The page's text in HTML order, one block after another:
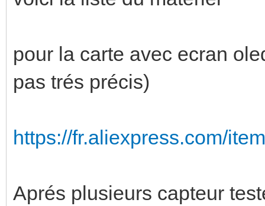
pour la carte avec ecran
pas trés précis)
https://fr.aliexpress.com/
Aprés plusieurs capteur